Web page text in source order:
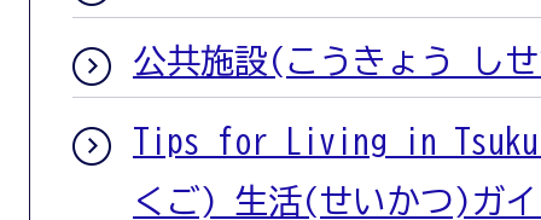
公共施設(こうきょう し
Tips for Living in
くご) 生活(せいかつ)ガ